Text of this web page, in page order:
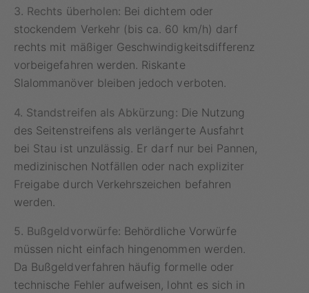
3. Rechts überholen: Bei dichtem oder
stockendem Verkehr (bis ca. 60 km/h) darf
rechts mit mäßiger Geschwindigkeitsdifferenz
vorbeigefahren werden. Riskante
Slalommanöver bleiben jedoch verboten.
4. Standstreifen als Abkürzung: Die Nutzung
des Seitenstreifens als verlängerte Ausfahrt
bei Stau ist unzulässig. Er darf nur bei Pannen,
medizinischen Notfällen oder nach expliziter
Freigabe durch Verkehrszeichen befahren
werden.
5. Bußgeldvorwürfe: Behördliche Vorwürfe
müssen nicht einfach hingenommen werden.
Da Bußgeldverfahren häufig formelle oder
technische Fehler aufweisen, lohnt es sich in